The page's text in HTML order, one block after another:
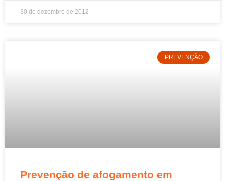
30 de dezembro de 2012
PREVENÇÃO
Prevenção de afogamento em